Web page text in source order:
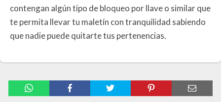
contengan algún tipo de bloqueo por llave o similar que
te permita llevar tu maletín con tranquilidad sabiendo
que nadie puede quitarte tus pertenencias.